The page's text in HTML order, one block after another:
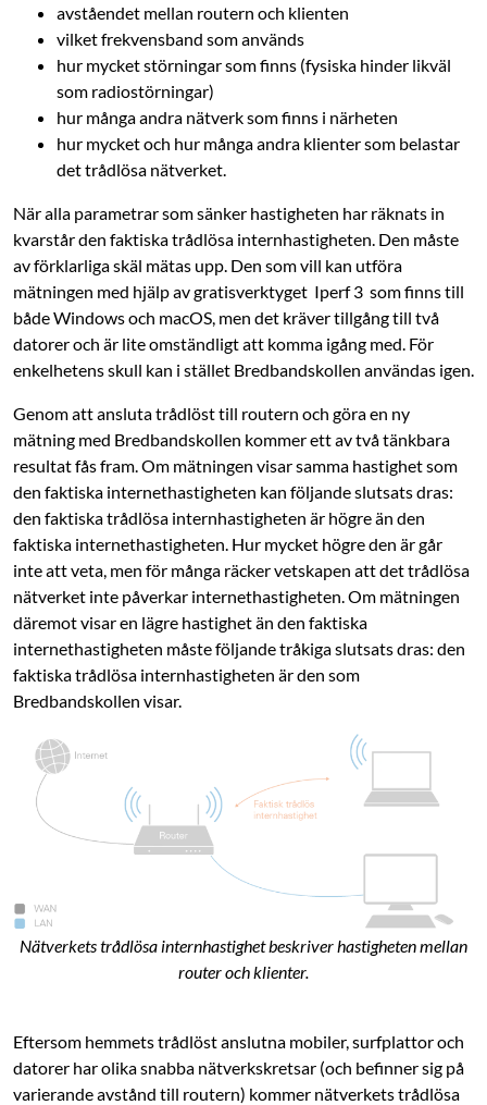
avståendet mellan routern och klienten
vilket frekvensband som används
hur mycket störningar som finns (fysiska hinder likväl
som radiostörningar)
hur många andra nätverk som finns i närheten
hur mycket och hur många andra klienter som belastar
det trådlösa nätverket.
När alla parametrar som sänker hastigheten har räknats in
kvarstår den faktiska trådlösa internhastigheten. Den måste
av förklarliga skäl mätas upp. Den som vill kan utföra
mätningen med hjälp av gratisverktyget Iperf 3 som finns till
både Windows och macOS, men det kräver tillgång till två
datorer och är lite omständligt att komma igång med. För
enkelhetens skull kan i stället Bredbandskollen användas igen.
Genom att ansluta trådlöst till routern och göra en ny
mätning med Bredbandskollen kommer ett av två tänkbara
resultat fås fram. Om mätningen visar samma hastighet som
den faktiska internethastigheten kan följande slutsats dras:
den faktiska trådlösa internhastigheten är högre än den
faktiska internethastigheten. Hur mycket högre den är går
inte att veta, men för många räcker vetskapen att det trådlösa
nätverket inte påverkar internethastigheten. Om mätningen
däremot visar en lägre hastighet än den faktiska
internethastigheten måste följande tråkiga slutsats dras: den
faktiska trådlösa internhastigheten är den som
Bredbandskollen visar.
Nätverkets trådlösa internhastighet beskriver hastigheten mellan
router och klienter.
Eftersom hemmets trådlöst anslutna mobiler, surfplattor och
datorer har olika snabba nätverkskretsar (och befinner sig på
varierande avstånd till routern) kommer nätverkets trådlösa